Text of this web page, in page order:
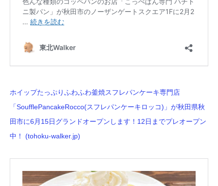
ホイップたっぷりふわふわ釜焼スフレパンケーキ専門店
「SoufflePancakeRocco(スフレパンケーキロッコ)」が秋田県秋
田市に6月15日グランドオープンします！12日までプレオープン
中！ (tohoku-walker.jp)